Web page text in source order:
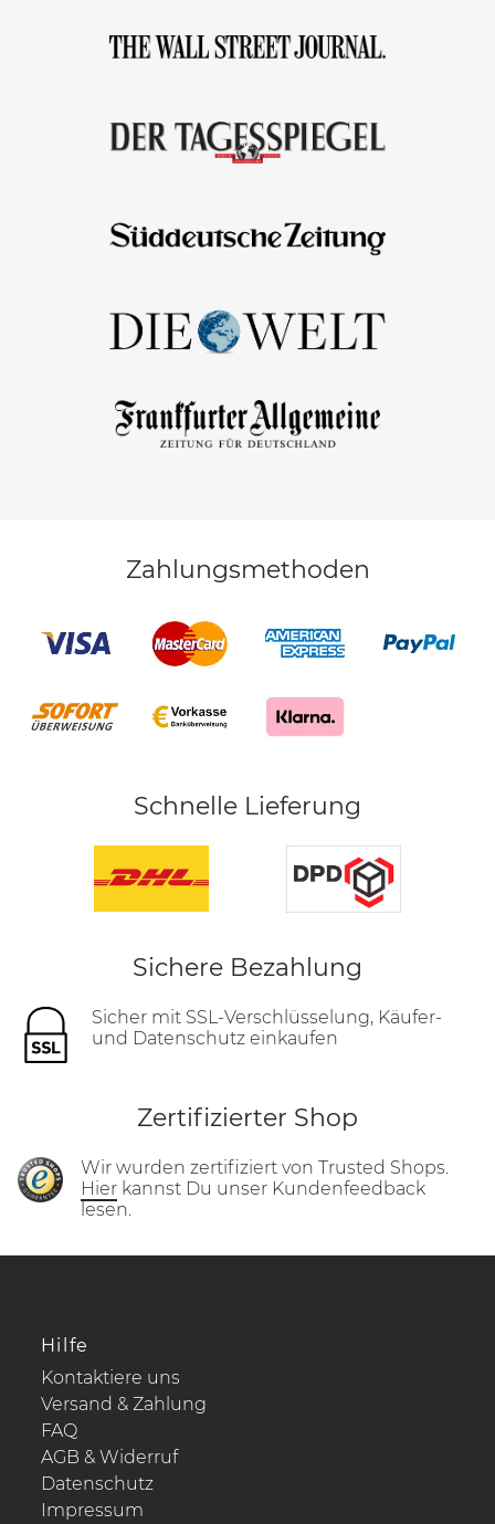
Zahlungsmethoden
Schnelle Lieferung
Sichere Bezahlung
Sicher mit SSL-Verschlüsselung, Käufer-
und Datenschutz einkaufen
Zertifizierter Shop
Wir wurden zertifiziert von Trusted Shops.
Hier kannst Du unser Kundenfeedback
lesen.
Hilfe
Kontaktiere uns
Versand & Zahlung
FAQ
AGB & Widerruf
Datenschutz
Impressum